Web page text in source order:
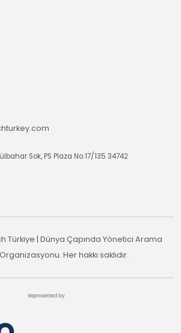
Sok, PS Plaza No:17/135 34742
Türkiye | Dünya Çapında Yönetici Arama
Her hakkı saklıdır.
Represented by